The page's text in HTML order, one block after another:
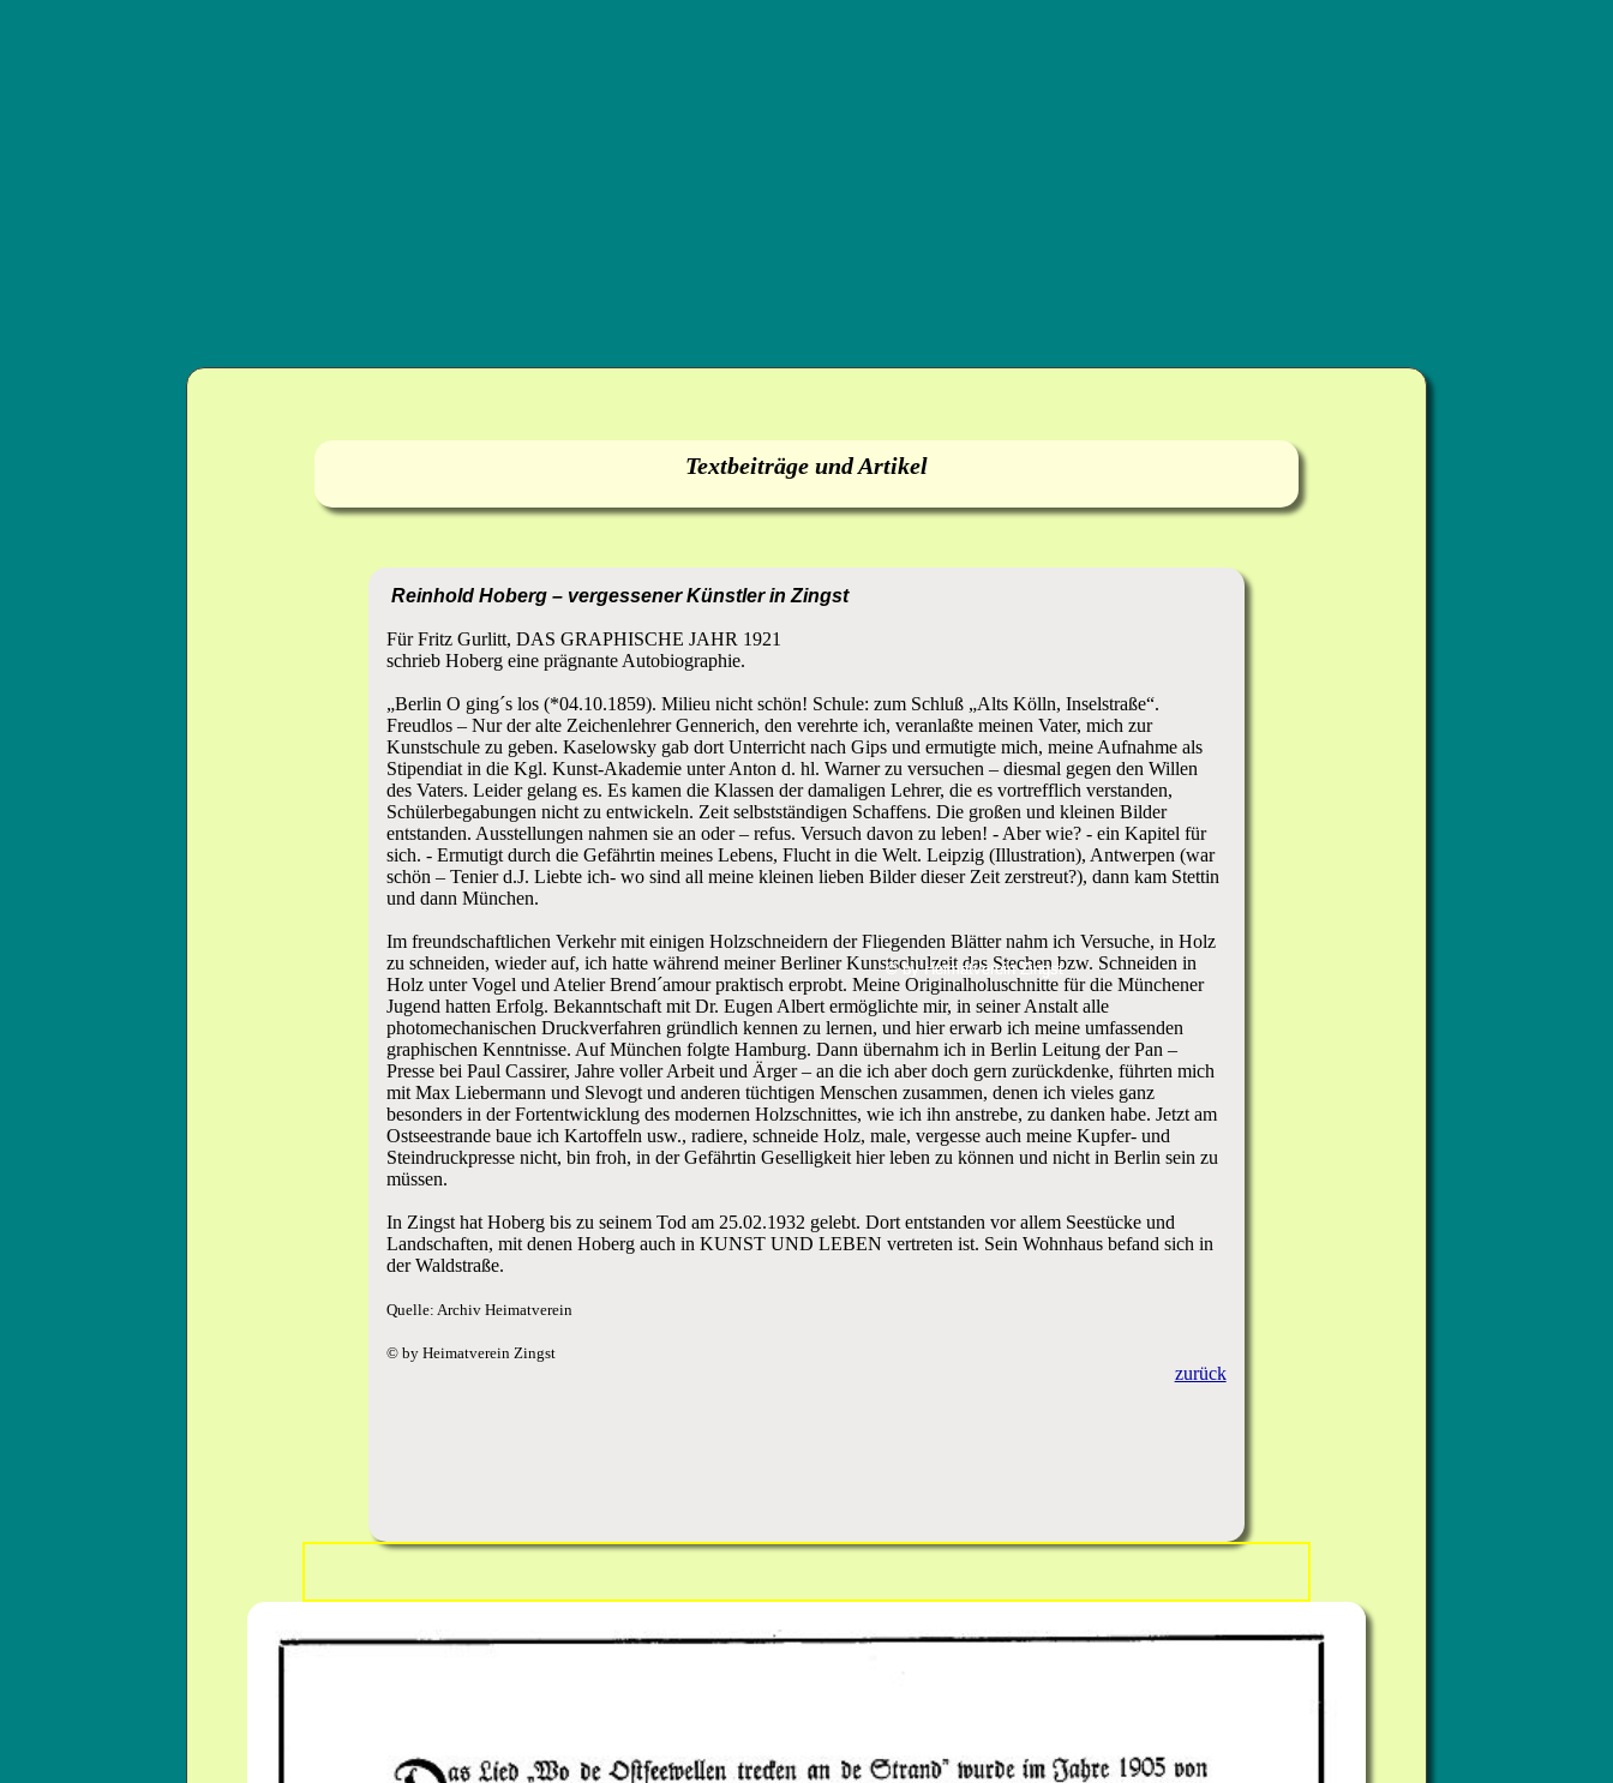
Textbeiträge und Artikel
Reinhold Hoberg – vergessener Künstler in Zingst
Für Fritz Gurlitt, DAS GRAPHISCHE JAHR 1921
schrieb Hoberg eine prägnante Autobiographie.
„Berlin O ging´s los (*04.10.1859). Milieu nicht schön! Schule: zum Schluß „Alts Kölln, Inselstraße“.
Freudlos – Nur der alte Zeichenlehrer Gennerich, den verehrte ich, veranlaßte meinen Vater, mich zur
Kunstschule zu geben. Kaselowsky gab dort Unterricht nach Gips und ermutigte mich, meine Aufnahme als
Stipendiat in die Kgl. Kunst-Akademie unter Anton d. hl. Warner zu versuchen – diesmal gegen den Willen
des Vaters. Leider gelang es. Es kamen die Klassen der damaligen Lehrer, die es vortrefflich verstanden,
Schülerbegabungen nicht zu entwickeln. Zeit selbstständigen Schaffens. Die großen und kleinen Bilder
entstanden. Ausstellungen nahmen sie an oder – refus. Versuch davon zu leben! - Aber wie? - ein Kapitel für
sich. - Ermutigt durch die Gefährtin meines Lebens, Flucht in die Welt. Leipzig (Illustration), Antwerpen (war
schön – Tenier d.J. Liebte ich- wo sind all meine kleinen lieben Bilder dieser Zeit zerstreut?), dann kam Stettin
und dann München.
Im freundschaftlichen Verkehr mit einigen Holzschneidern der Fliegenden Blätter nahm ich Versuche, in Holz
zu schneiden, wieder auf, ich hatte während meiner Berliner Kunstschulzeit das Stechen bzw. Schneiden in
Holz unter Vogel und Atelier Brend´amour praktisch erprobt. Meine Originalholuschnitte für die Münchener
Jugend hatten Erfolg. Bekanntschaft mit Dr. Eugen Albert ermöglichte mir, in seiner Anstalt alle
photomechanischen Druckverfahren gründlich kennen zu lernen, und hier erwarb ich meine umfassenden
graphischen Kenntnisse. Auf München folgte Hamburg. Dann übernahm ich in Berlin Leitung der Pan –
Presse bei Paul Cassirer, Jahre voller Arbeit und Ärger – an die ich aber doch gern zurückdenke, führten mich
mit Max Liebermann und Slevogt und anderen tüchtigen Menschen zusammen, denen ich vieles ganz
besonders in der Fortentwicklung des modernen Holzschnittes, wie ich ihn anstrebe, zu danken habe. Jetzt am
Ostseestrande baue ich Kartoffeln usw., radiere, schneide Holz, male, vergesse auch meine Kupfer- und
Steindruckpresse nicht, bin froh, in der Gefährtin Geselligkeit hier leben zu können und nicht in Berlin sein zu
müssen.
In Zingst hat Hoberg bis zu seinem Tod am 25.02.1932 gelebt. Dort entstanden vor allem Seestücke und
Landschaften, mit denen Hoberg auch in KUNST UND LEBEN vertreten ist. Sein Wohnhaus befand sich in
der Waldstraße.
Quelle: Archiv Heimatverein
© by Heimatverein Zingst
zurück
© by Heimatverein Zingst
© by Heimatverein Zingst